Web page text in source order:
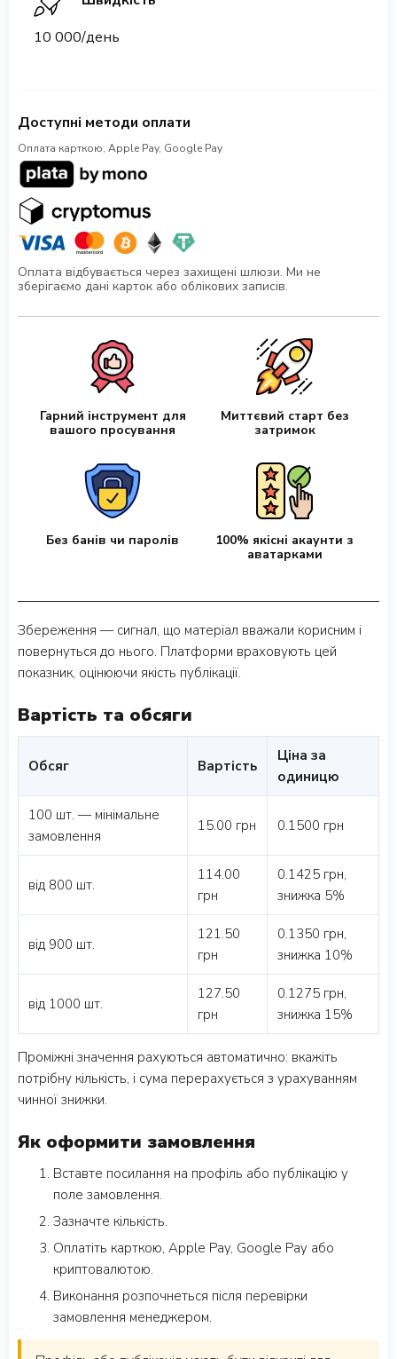
10 000/день
Доступні методи оплати
Оплата карткою, Apple Pay, Google Pay
Оплата відбувається через захищені шлюзи. Ми не
зберігаємо дані карток або облікових записів.
Гарний інструмент для
вашого просування
Миттєвий старт без
затримок
Без банів чи паролів
100% якісні акаунти з
аватарками
Збереження — сигнал, що матеріал вважали корисним і
повернуться до нього. Платформи враховують цей
показник, оцінюючи якість публікації.
Вартість та обсяги
Обсяг Вартість
Ціна за
одиницю
100 шт. — мінімальне
замовлення
15.00 грн 0.1500 грн
від 800 шт.
114.00
грн
0.1425 грн,
знижка 5%
від 900 шт.
121.50
грн
0.1350 грн,
знижка 10%
від 1000 шт.
127.50
грн
0.1275 грн,
знижка 15%
Проміжні значення рахуються автоматично: вкажіть
потрібну кількість, і сума перерахується з урахуванням
чинної знижки.
Як оформити замовлення
Вставте посилання на профіль або публікацію у
поле замовлення.
Зазначте кількість.
Оплатіть карткою, Apple Pay, Google Pay або
криптовалютою.
Виконання розпочнеться після перевірки
замовлення менеджером.